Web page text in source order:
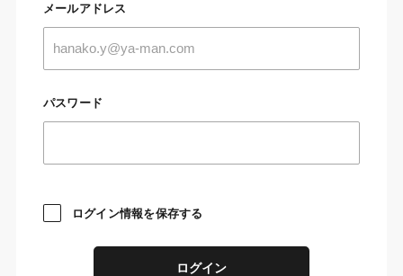
メールアドレス
パスワード
ログイン情報を保存する
ログイン